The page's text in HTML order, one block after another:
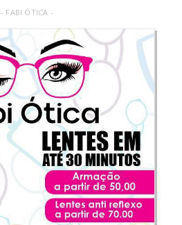
- FABI ÓTICA -